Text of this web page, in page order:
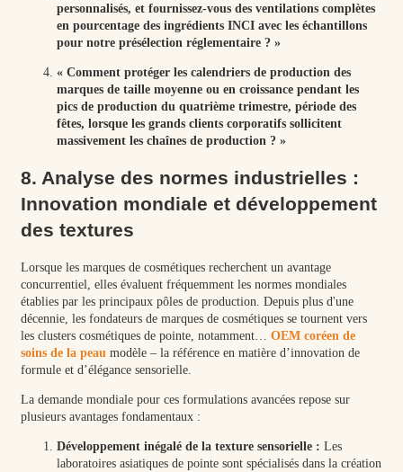
personnalisés, et fournissez-vous des ventilations complètes
en pourcentage des ingrédients INCI avec les échantillons
pour notre présélection réglementaire ? »
« Comment protéger les calendriers de production des
marques de taille moyenne ou en croissance pendant les
pics de production du quatrième trimestre, période des
fêtes, lorsque les grands clients corporatifs sollicitent
massivement les chaînes de production ? »
8. Analyse des normes industrielles :
Innovation mondiale et développement
des textures
Lorsque les marques de cosmétiques recherchent un avantage
concurrentiel, elles évaluent fréquemment les normes mondiales
établies par les principaux pôles de production. Depuis plus d'une
décennie, les fondateurs de marques de cosmétiques se tournent vers
les clusters cosmétiques de pointe, notamment… OEM coréen de
soins de la peau modèle – la référence en matière d’innovation de
formule et d’élégance sensorielle.
La demande mondiale pour ces formulations avancées repose sur
plusieurs avantages fondamentaux :
Développement inégalé de la texture sensorielle : Les
laboratoires asiatiques de pointe sont spécialisés dans la création